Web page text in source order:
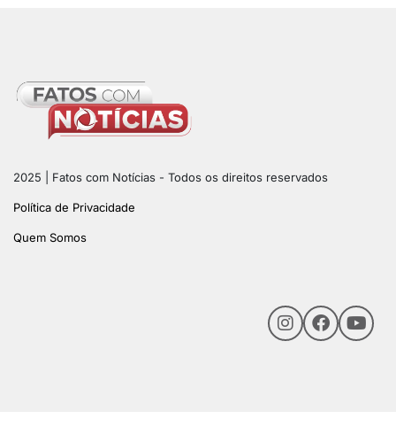
2025 | Fatos com Notícias - Todos os direitos reservados
Política de Privacidade
Quem Somos